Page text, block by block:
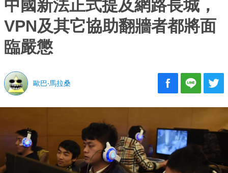
中國新法正式提及網路長城，
VPN及其它協助翻牆者都將面
臨嚴懲
歐巴‧馬拉桑